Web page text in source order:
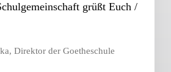
grüßt Euch /
Direktor der Goetheschule